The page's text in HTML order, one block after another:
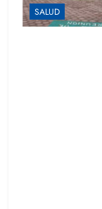
SALUD